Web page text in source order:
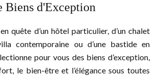
Biens d'Exception
quête d’un hôtel particulier, d’un chalet
contemporaine ou d’une bastide en
pour vous des biens d’exception,
le bien-être et l’élégance sous toutes